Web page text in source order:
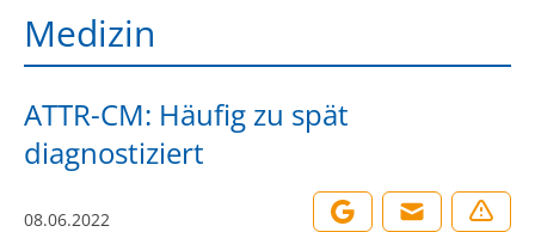
Medizin
ATTR-CM: Häufig zu spät
diagnostiziert
08.06.2022